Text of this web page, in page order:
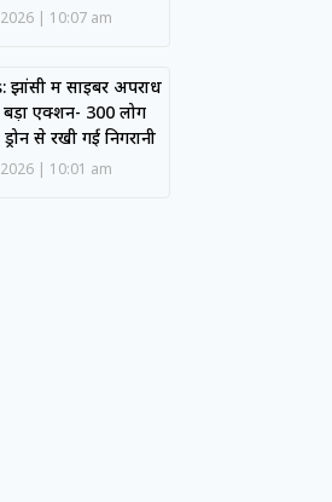
10:07 am
झांसी में साइबर अपराध
एक्शन- 300 लोग
से रखी गई निगरानी
10:01 am